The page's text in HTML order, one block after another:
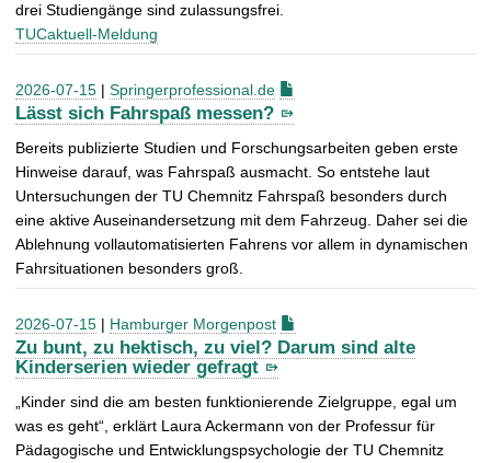
drei Studiengänge sind zulassungsfrei.
TUCaktuell-Meldung
2026-07-15 | Springerprofessional.de
Lässt sich Fahrspaß messen?
Bereits publizierte Studien und Forschungsarbeiten geben erste
Hinweise darauf, was Fahrspaß ausmacht. So entstehe laut
Untersuchungen der TU Chemnitz Fahrspaß besonders durch
eine aktive Auseinandersetzung mit dem Fahrzeug. Daher sei die
Ablehnung vollautomatisierten Fahrens vor allem in dynamischen
Fahrsituationen besonders groß.
2026-07-15 | Hamburger Morgenpost
Zu bunt, zu hektisch, zu viel? Darum sind alte
Kinderserien wieder gefragt
„Kinder sind die am besten funktionierende Zielgruppe, egal um
was es geht“, erklärt Laura Ackermann von der Professur für
Pädagogische und Entwicklungspsychologie der TU Chemnitz